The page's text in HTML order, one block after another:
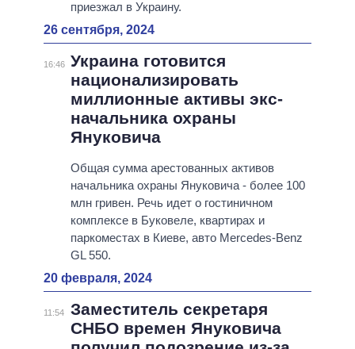
приезжал в Украину.
26 сентября, 2024
16:46 Украина готовится
национализировать
миллионные активы экс-
начальника охраны
Януковича
Общая сумма арестованных активов
начальника охраны Януковича - более 100
млн гривен. Речь идет о гостиничном
комплексе в Буковеле, квартирах и
паркоместах в Киеве, авто Mercedes-Benz
GL 550.
20 февраля, 2024
11:54
Заместитель секретаря
СНБО времен Януковича